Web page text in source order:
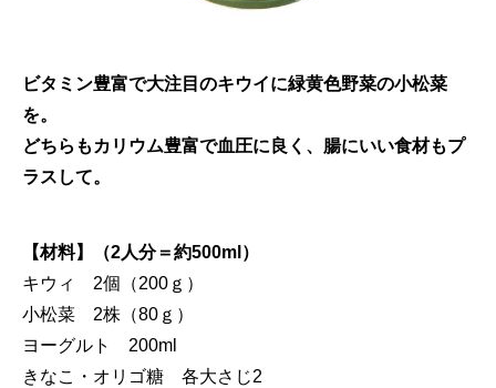
ビタミン豊富で大注目のキウイに緑黄色野菜の小松菜
を。
どちらもカリウム豊富で血圧に良く、腸にいい食材もプ
ラスして。
【材料】（2人分＝約500ml）
キウィ 2個（200ｇ）
小松菜 2株（80ｇ）
ヨーグルト 200ml
きなこ・オリゴ糖 各大さじ2